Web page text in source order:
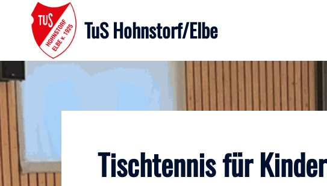
springen
TuS Hohnstorf/Elbe
Tischtennis für Kinder